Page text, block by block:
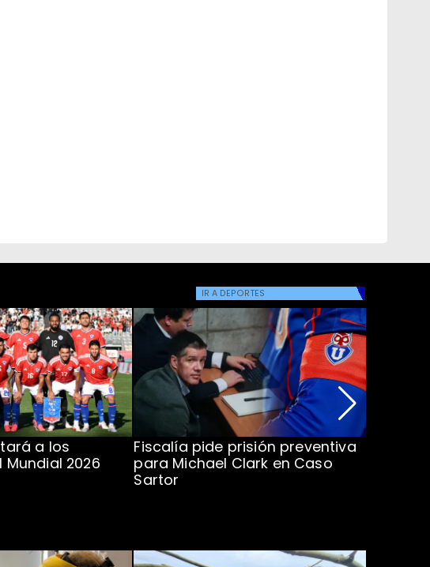
IR A DEPORTES
a los
2026
Fiscalía pide prisión preventiva
para Michael Clark en Caso
Sartor